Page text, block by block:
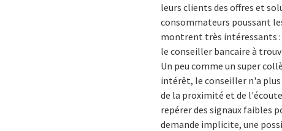
leurs clients des offres et
consommateurs poussant
montrent très intéressants :
le conseiller bancaire à
Un peu comme un super
intérêt, le conseiller n'a
de la proximité et de
repérer des signaux faibles
demande implicite, une